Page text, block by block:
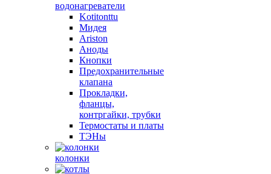
водонагреватели
Kotitonttu
Мидея
Ariston
Аноды
Кнопки
Предохранительные
клапана
Прокладки,
фланцы,
контргайки, трубки
Термостаты и платы
ТЭНы
колонки